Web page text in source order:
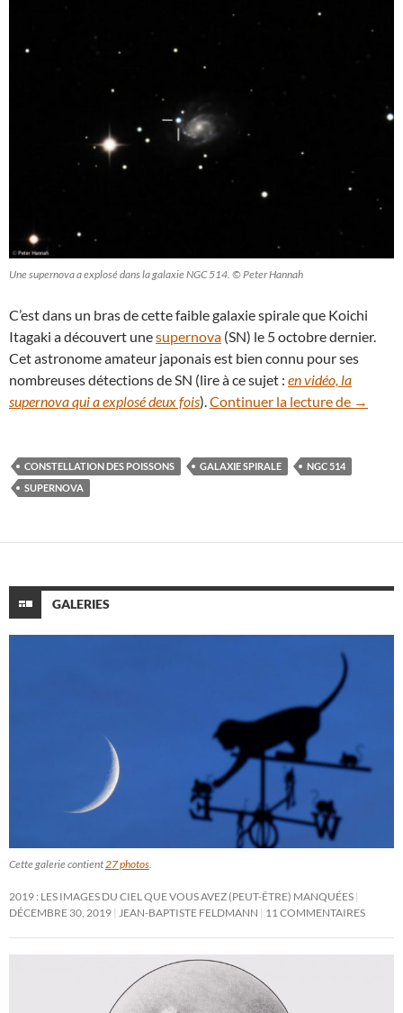
Une supernova a explosé dans la galaxie NGC 514. © Peter Hannah
C’est dans un bras de cette faible galaxie spirale que Koichi
Itagaki a découvert unesupernova (SN) le 5 octobre dernier.
Cet astronome amateur japonais est bien connu pour ses
nombreuses détections de SN (lire à ce sujet : en vidéo, la
supernova qui a explosé deux fois).Continuer la lecture de →
CONSTELLATION DES POISSONS GALAXIE SPIRALE
NGC 514
SUPERNOVA
GALERIES
Cette galerie contient 27 photos
2019 : LES IMAGES DU CIEL QUE VOUS AVEZ (PEUT-ÊTRE) MANQUÉES
DÉCEMBRE 30, 2019
JEAN-BAPTISTE FELDMANN 11 COMMENTAIRES